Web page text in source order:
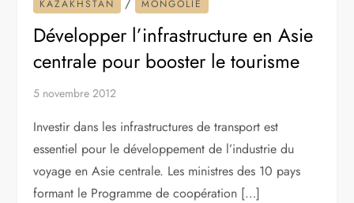
KAZAKHSTAN MONGOLIE
Développer l’infrastructure en Asie
centrale pour booster le tourisme
5 novembre 2012
Investir dans les infrastructures de transport est
essentiel pour le développement de l’industrie du
voyage en Asie centrale. Les ministres des 10 pays
formant le Programme de coopération […]